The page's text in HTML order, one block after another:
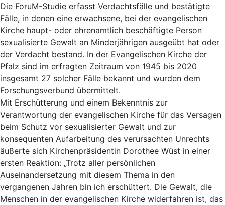
Die ForuM-Studie erfasst Verdachtsfälle und bestätigte
Fälle, in denen eine erwachsene, bei der evangelischen
Kirche haupt- oder ehrenamtlich beschäftigte Person
sexualisierte Gewalt an Minderjährigen ausgeübt hat oder
der Verdacht bestand. In der Evangelischen Kirche der
Pfalz sind im erfragten Zeitraum von 1945 bis 2020
insgesamt 27 solcher Fälle bekannt und wurden dem
Forschungsverbund übermittelt.
Mit Erschütterung und einem Bekenntnis zur
Verantwortung der evangelischen Kirche für das Versagen
beim Schutz vor sexualisierter Gewalt und zur
konsequenten Aufarbeitung des verursachten Unrechts
äußerte sich Kirchenpräsidentin Dorothee Wüst in einer
ersten Reaktion: „Trotz aller persönlichen
Auseinandersetzung mit diesem Thema in den
vergangenen Jahren bin ich erschüttert. Die Gewalt, die
Menschen in der evangelischen Kirche widerfahren ist, das